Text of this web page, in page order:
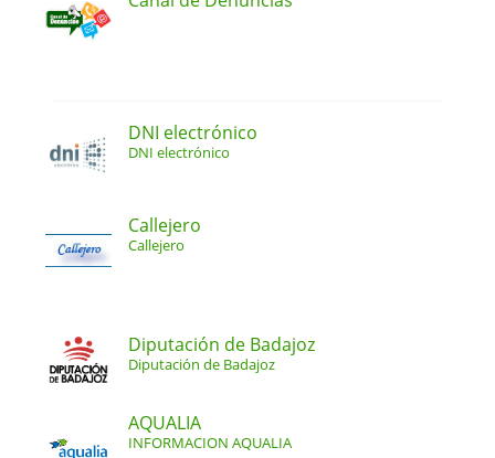
DNI electrónico
DNI electrónico
Callejero
Callejero
Diputación de Badajoz
Diputación de Badajoz
AQUALIA
INFORMACION AQUALIA